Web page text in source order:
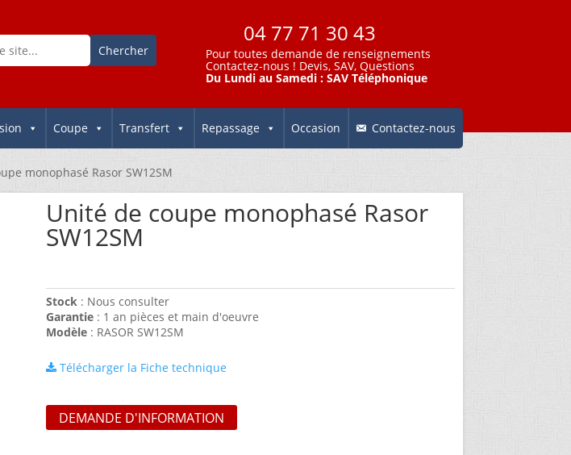
04 77 71 30 43
Pour toutes demande de renseignements
Contactez-nous ! Devis, SAV, Questions
Du Lundi au Samedi : SAV Téléphonique
Coupe Transfert Repassage Occasion Contactez-nous
monophasé Rasor SW12SM
Unité de coupe monophasé Rasor
SW12SM
Stock : Nous consulter
Garantie : 1 an pièces et main d'oeuvre
Modèle : RASOR SW12SM
Télécharger la Fiche technique
DEMANDE D'INFORMATION